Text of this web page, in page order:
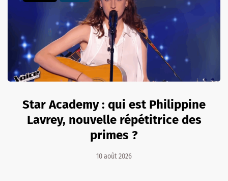
Star Academy : qui est Philippine
Lavrey, nouvelle répétitrice des
primes ?
10 août 2026